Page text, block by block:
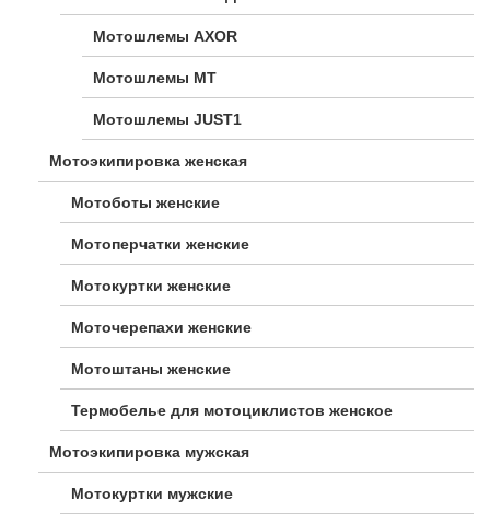
Мотошлемы AXOR
Мотошлемы MT
Мотошлемы JUST1
Мотоэкипировка женская
Мотоботы женские
Мотоперчатки женские
Мотокуртки женские
Моточерепахи женские
Мотоштаны женские
Термобелье для мотоциклистов женское
Мотоэкипировка мужская
Мотокуртки мужские